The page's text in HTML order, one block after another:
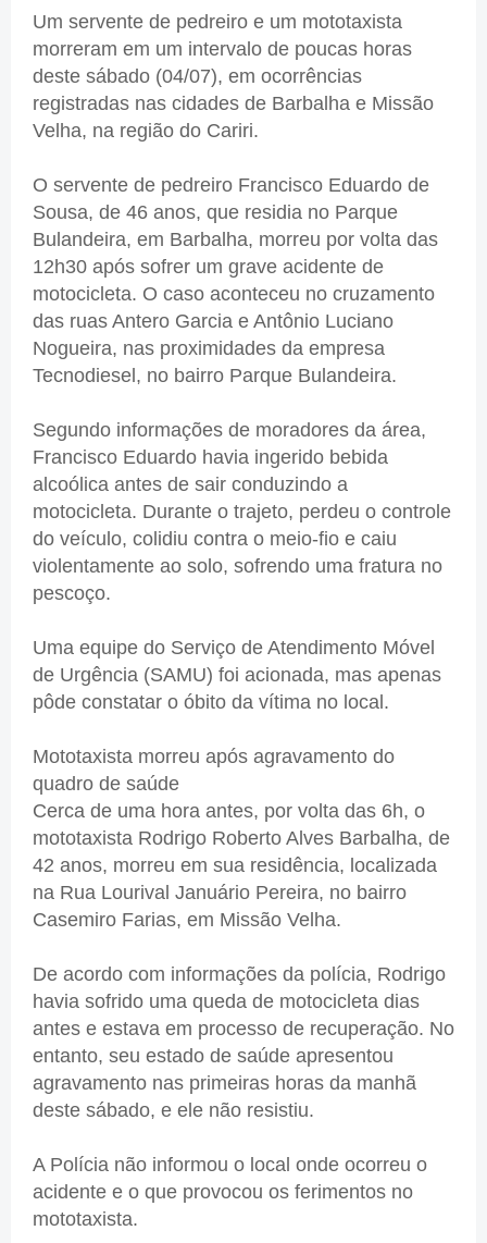
Um servente de pedreiro e um mototaxista
morreram em um intervalo de poucas horas
deste sábado (04/07), em ocorrências
registradas nas cidades de Barbalha e Missão
Velha, na região do Cariri.
O servente de pedreiro Francisco Eduardo de
Sousa, de 46 anos, que residia no Parque
Bulandeira, em Barbalha, morreu por volta das
12h30 após sofrer um grave acidente de
motocicleta. O caso aconteceu no cruzamento
das ruas Antero Garcia e Antônio Luciano
Nogueira, nas proximidades da empresa
Tecnodiesel, no bairro Parque Bulandeira.
Segundo informações de moradores da área,
Francisco Eduardo havia ingerido bebida
alcoólica antes de sair conduzindo a
motocicleta. Durante o trajeto, perdeu o controle
do veículo, colidiu contra o meio-fio e caiu
violentamente ao solo, sofrendo uma fratura no
pescoço.
Uma equipe do Serviço de Atendimento Móvel
de Urgência (SAMU) foi acionada, mas apenas
pôde constatar o óbito da vítima no local.
Mototaxista morreu após agravamento do
quadro de saúde
Cerca de uma hora antes, por volta das 6h, o
mototaxista Rodrigo Roberto Alves Barbalha, de
42 anos, morreu em sua residência, localizada
na Rua Lourival Januário Pereira, no bairro
Casemiro Farias, em Missão Velha.
De acordo com informações da polícia, Rodrigo
havia sofrido uma queda de motocicleta dias
antes e estava em processo de recuperação. No
entanto, seu estado de saúde apresentou
agravamento nas primeiras horas da manhã
deste sábado, e ele não resistiu.
A Polícia não informou o local onde ocorreu o
acidente e o que provocou os ferimentos no
mototaxista.